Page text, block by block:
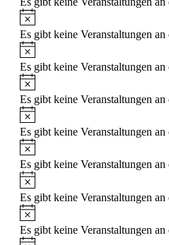
Es gibt keine Veranstaltungen an
Es gibt keine Veranstaltungen an
Es gibt keine Veranstaltungen an
Es gibt keine Veranstaltungen an
Es gibt keine Veranstaltungen an
Es gibt keine Veranstaltungen an
Es gibt keine Veranstaltungen an